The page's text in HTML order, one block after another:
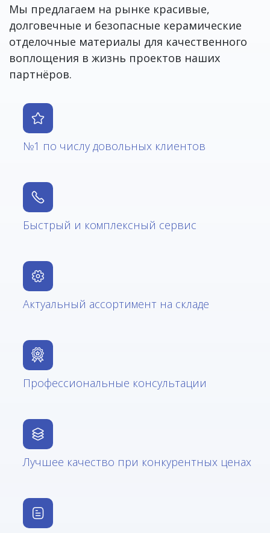
Мы предлагаем на рынке красивые,
долговечные и безопасные керамические
отделочные материалы для качественного
воплощения в жизнь проектов наших
партнёров.
№1 по числу довольных клиентов
Быстрый и комплексный сервис
Актуальный ассортимент на складе
Профессиональные консультации
Лучшее качество при конкурентных ценах